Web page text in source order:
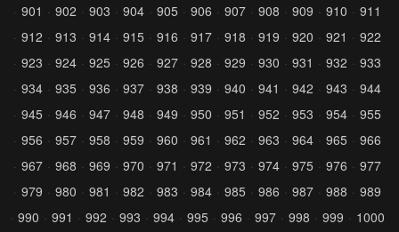
901
902 903 904 905 906 907 908 909 910
911
912
913 914 915 916 917 918 919 920 921
922
923
924 925 926 927 928 929 930 931 932
933
934
935 936 937 938 939 940 941 942 943
944
945
946 947 948 949 950 951 952 953 954
955
956
957 958 959 960 961 962 963 964 965
966
967
968 969 970 971 972 973 974 975 976
977
979
980 981 982 983 984 985 986 987 988
989
990
991 992 993 994 995 996 997 998 999
1000